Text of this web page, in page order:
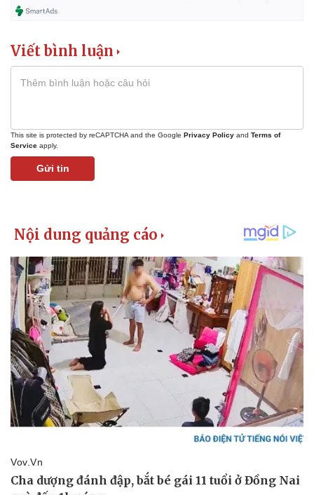
Viết bình luận
This site is protected by reCAPTCHA and the Google Privacy Policy and Terms of
Service apply.
Gửi tin